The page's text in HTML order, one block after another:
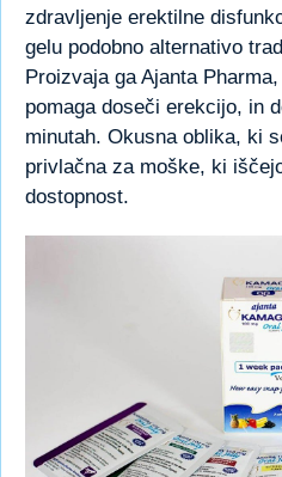
zdravljenje erektilne
gelu podobno alternativo
Proizvaja ga Ajanta
pomaga doseči erekcijo, in
minutah. Okusna oblika, ki
privlačna za moške, ki
dostopnost.